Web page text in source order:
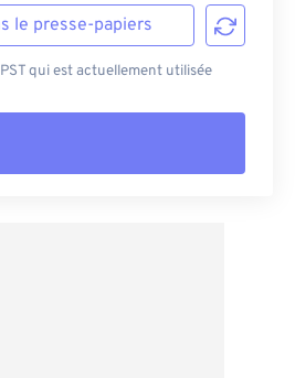
le presse-papiers
qui est actuellement utilisée